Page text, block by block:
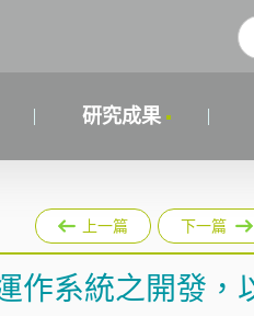
研究成果
上一篇 下一篇
作系統之開發，